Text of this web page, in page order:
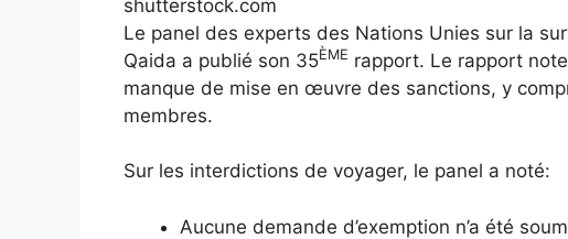
shutterstock.com
Le panel des experts des Nations Unies sur la
Qaida a publié son 35ÈME rapport. Le rapport
manque de mise en œuvre des sanctions, y
membres.
Sur les interdictions de voyager, le panel a noté:
Aucune demande d’exemption n’a été